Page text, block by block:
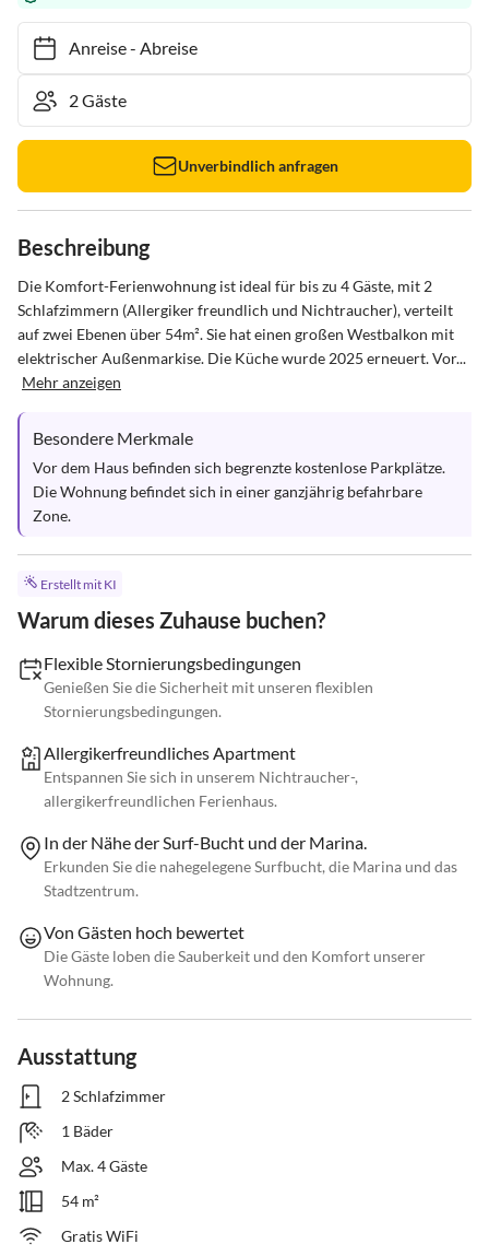
Anreise- Abreise
Unverbindlich anfragen
Beschreibung
Die Komfort-Ferienwohnung ist ideal für bis zu 4 Gäste, mit 2
Schlafzimmern (Allergiker freundlich und Nichtraucher), verteilt
auf zwei Ebenen über 54m². Sie hat einen großen Westbalkon mit
elektrischer Außenmarkise. Die Küche wurde 2025 erneuert. Vor...
Mehr anzeigen
Besondere Merkmale
Vor dem Haus befinden sich begrenzte kostenlose Parkplätze.
Die Wohnung befindet sich in einer ganzjährig befahrbare
Zone.
Erstellt mit KI
Warum dieses Zuhause buchen?
Flexible Stornierungsbedingungen
Genießen Sie die Sicherheit mit unseren flexiblen
Stornierungsbedingungen.
Allergikerfreundliches Apartment
Entspannen Sie sich in unserem Nichtraucher-,
allergikerfreundlichen Ferienhaus.
In der Nähe der Surf-Bucht und der Marina.
Erkunden Sie die nahegelegene Surfbucht, die Marina und das
Stadtzentrum.
Von Gästen hoch bewertet
Die Gäste loben die Sauberkeit und den Komfort unserer
Wohnung.
Ausstattung
2 Schlafzimmer
1 Bäder
Max. 4 Gäste
54 m²
Gratis WiFi